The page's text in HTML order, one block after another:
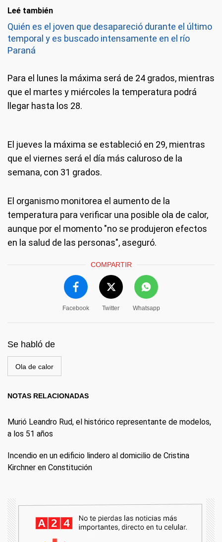
Leé también
Quién es el joven que desapareció durante el último
temporal y es buscado intensamente en el río
Paraná
Para el lunes la máxima será de 24 grados, mientras
que el martes y miércoles la temperatura podrá
llegar hasta los 28.
El jueves la máxima se estableció en 29, mientras
que el viernes será el día más caluroso de la
semana, con 31 grados.
El organismo monitorea el aumento de la
temperatura para verificar una posible ola de calor,
aunque por el momento "no se produjeron efectos
en la salud de las personas", aseguró.
COMPARTIR
Facebook Twitter Whatsapp
Se habló de
Ola de calor
NOTAS RELACIONADAS
Murió Leandro Rud, el histórico representante de modelos,
a los 51 años
Incendio en un edificio lindero al domicilio de Cristina
Kirchner en Constitución